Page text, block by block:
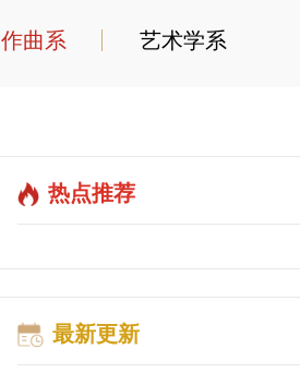
作曲系 艺术学系
热点推荐
最新更新